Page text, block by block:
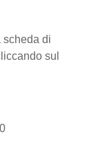
scheda di
sul